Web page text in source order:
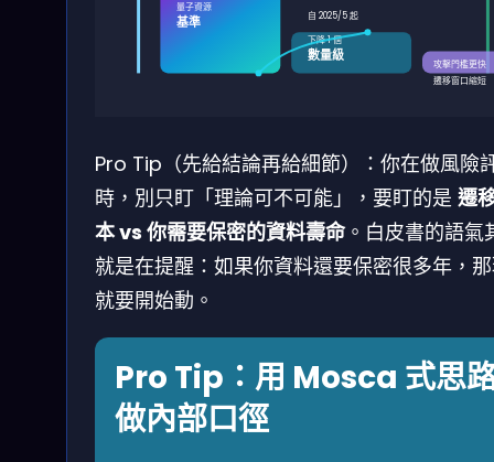
量子資源
基準 自 2025/5 起
下降 1 個
數量級
攻擊門檻更快
遷移窗口縮短
Pro Tip（先給結論再給細節）：你在做風險
時，別只盯「理論可不可能」，要盯的是 遷
本 vs 你需要保密的資料壽命。白皮書的語氣
就是在提醒：如果你資料還要保密很多年，
就要開始動。
Pro Tip：用 Mosca 式思
做內部口徑